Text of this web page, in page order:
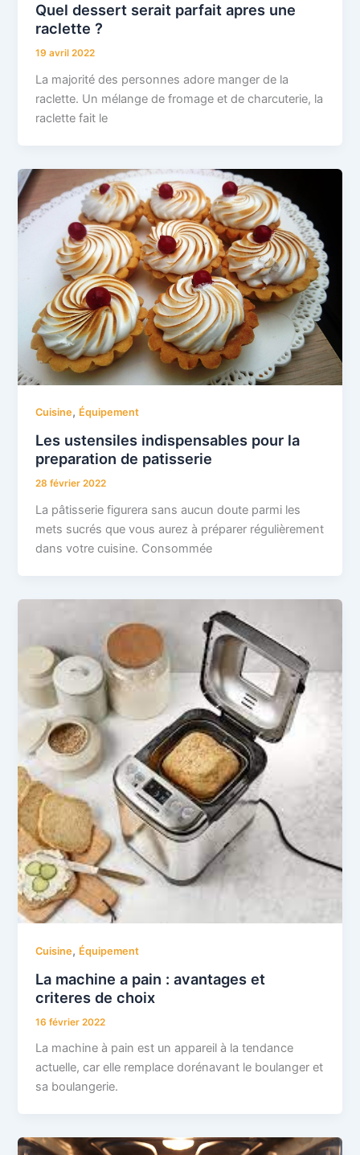
Quel dessert serait parfait apres une
raclette ?
19 avril 2022
La majorité des personnes adore manger de la
raclette. Un mélange de fromage et de charcuterie, la
raclette fait le
Cuisine, Équipement
Les ustensiles indispensables pour la
preparation de patisserie
28 février 2022
La pâtisserie figurera sans aucun doute parmi les
mets sucrés que vous aurez à préparer régulièrement
dans votre cuisine. Consommée
Cuisine, Équipement
La machine a pain : avantages et
criteres de choix
16 février 2022
La machine à pain est un appareil à la tendance
actuelle, car elle remplace dorénavant le boulanger et
sa boulangerie.